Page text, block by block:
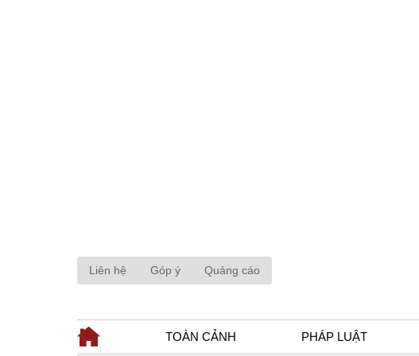
Liên hệ Góp ý Quảng cáo
TOÀN CẢNH PHÁP LUẬT